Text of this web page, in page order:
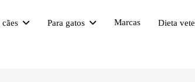
cães Para gatos Marcas Dieta